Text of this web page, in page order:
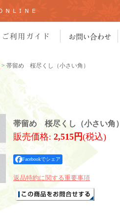
> 帯留め 桜尽くし（小さい角）
帯留め 桜尽くし（小さい角）
販売価格: 2,515円(税込)
Facebookでシェア
返品特約に関する重要事項